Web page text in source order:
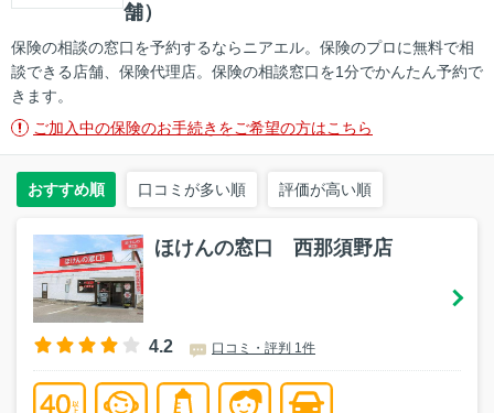
舗）
保険の相談の窓口を予約するならニアエル。保険のプロに無料で相
談できる店舗、保険代理店。保険の相談窓口を1分でかんたん予約で
きます。
ご加入中の保険のお手続きをご希望の方はこちら
おすすめ順 口コミが多い順 評価が高い順
ほけんの窓口 西那須野店
4.2 口コミ・評判 1件